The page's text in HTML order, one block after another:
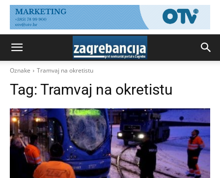
Oznake Tramvaj na okretistu
Tag: Tramvaj na okretistu